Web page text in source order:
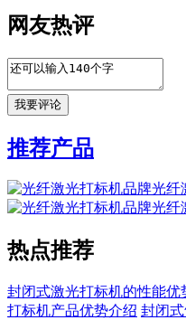
网友热评
推荐产品
光纤
光纤
热点推荐
封闭式激光打标机的性能优
打标机产品优势介绍 封闭